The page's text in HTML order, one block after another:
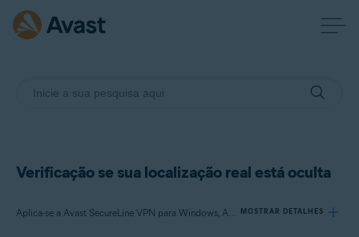
Verificação se sua localização real está oculta
Aplica-se a Avast SecureLine VPN para Windows, Avast SecureLine VPN para Mac MOSTRAR DETALHES